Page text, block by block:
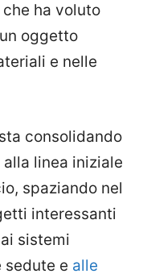
ha voluto
oggetto
e nelle
consolidando
linea iniziale
spaziando nel
interessanti
sistemi
sedute e alle